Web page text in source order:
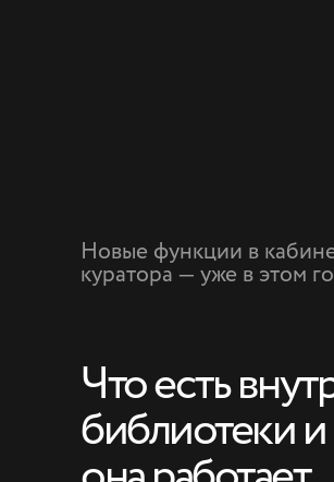
Новые функции в
куратора — уже в этом
Что есть
библиотеки и